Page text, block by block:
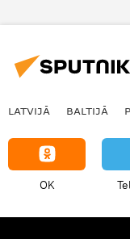
LATVIJĀ BALTIJĀ
OK